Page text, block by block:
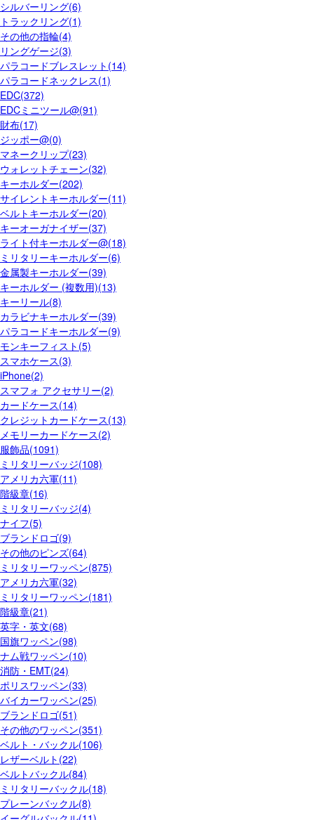
シルバーリング(6)
トラックリング(1)
その他の指輪(4)
リングゲージ(3)
パラコードブレスレット(14)
パラコードネックレス(1)
EDC(372)
EDCミニツール@(91)
財布(17)
ジッポー@(0)
マネークリップ(23)
ウォレットチェーン(32)
キーホルダー(202)
サイレントキーホルダー(11)
ベルトキーホルダー(20)
キーオーガナイザー(37)
ライト付キーホルダー@(18)
ミリタリーキーホルダー(6)
金属製キーホルダー(39)
キーホルダー (複数用)(13)
キーリール(8)
カラビナキーホルダー(39)
パラコードキーホルダー(9)
モンキーフィスト(5)
スマホケース(3)
iPhone(2)
スマフォ アクセサリー(2)
カードケース(14)
クレジットカードケース(13)
メモリーカードケース(2)
服飾品(1091)
ミリタリーバッジ(108)
アメリカ六軍(11)
階級章(16)
ミリタリーバッジ(4)
ナイフ(5)
ブランドロゴ(9)
その他のピンズ(64)
ミリタリーワッペン(875)
アメリカ六軍(32)
ミリタリーワッペン(181)
階級章(21)
英字・英文(68)
国旗ワッペン(98)
ナム戦ワッペン(10)
消防・EMT(24)
ポリスワッペン(33)
バイカーワッペン(25)
ブランドロゴ(51)
その他のワッペン(351)
ベルト・バックル(106)
レザーベルト(22)
ベルトバックル(84)
ミリタリーバックル(18)
プレーンバックル(8)